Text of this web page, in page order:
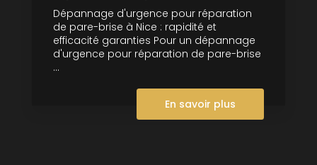
Dépannage d'urgence pour réparation
de pare-brise à Nice : rapidité et
efficacité garanties Pour un dépannage
d'urgence pour réparation de pare-brise
...
En savoir plus